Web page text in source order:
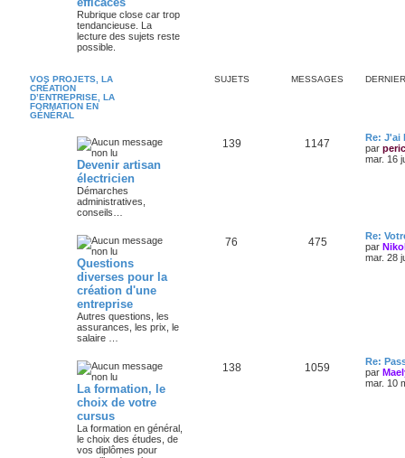
Rubrique close car trop
tendancieuse. La
lecture des sujets reste
possible.
VOS PROJETS, LA
CRÉATION
D’ENTREPRISE, LA
FORMATION EN
GÉNÉRAL
SUJETS MESSAGES
Devenir artisan
électricien
Démarches
administratives,
conseils…
139 1147
Re: J'ai
par
mar. 16
Questions
diverses pour la
création d'une
entreprise
Autres questions, les
assurances, les prix, le
salaire …
76 475
Re:
par
mar. 28
La formation, le
choix de votre
cursus
La formation en général,
le choix des études, de
vos diplômes pour
138 1059
Re:
par
mar. 10